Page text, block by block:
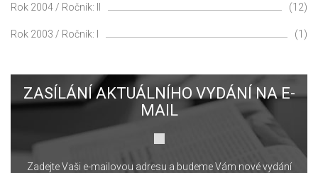
Rok 2004 / Ročník: II (12)
Rok 2003 / Ročník: I (1)
ZASÍLÁNÍ AKTUÁLNÍHO VYDÁNÍ NA E-
MAIL
Zadejte Vaši e-mailovou adresu a budeme Vám nové vydání